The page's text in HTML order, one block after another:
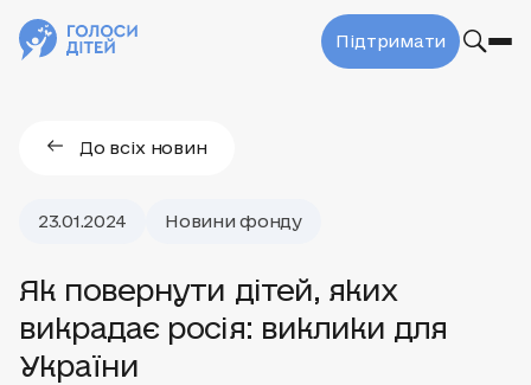
Підтримати
До всіх новин
23.01.2024 Новини фонду
Як повернути дітей, яких
викрадає росія: виклики для
України